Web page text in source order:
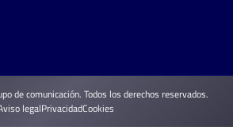
de comunicación. Todos los derechos reservados.
legalPrivacidadCookies